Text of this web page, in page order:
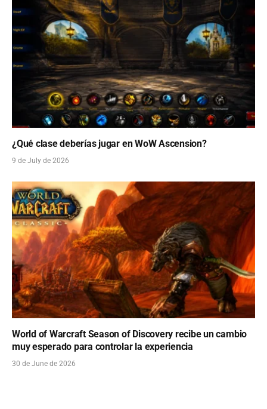
¿Qué clase deberías jugar en WoW Ascension?
9 de July de 2026
World of Warcraft Season of Discovery recibe un cambio
muy esperado para controlar la experiencia
30 de June de 2026